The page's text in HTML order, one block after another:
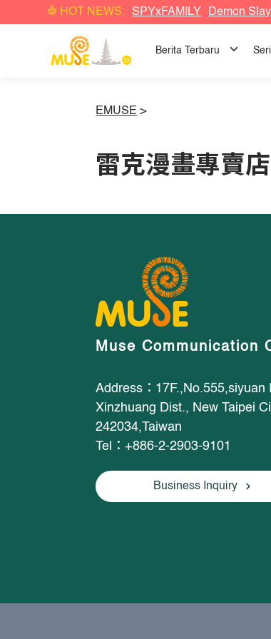
HOT NEWS: SPYxFAMILY Demon
Berita Terbaru
EMUSE >
雷克漫畫專賣
Muse Communication
Address：17F.,No.555,siyuan
Xinzhuang Dist., New Taipei
242034,Taiwan
Tel：+886-2-2903-9101
Business Inquiry